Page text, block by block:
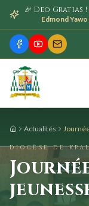
🎉 Deo Gratias !
Edmond
Actualités
DIOCÈSE DE